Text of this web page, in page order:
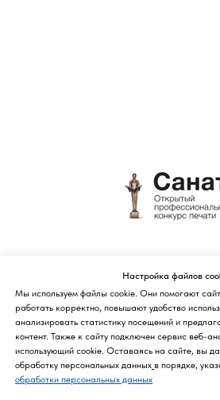
Настройка файлов
Мы используем файлы cookie. Они помогают
работать корректно, повышают удобство
анализировать статистику посещений и
контент. Также к cайту подключен сервис веб-
использующий cookie. Оставаясь на сайте, вы
обработку персональных данных в порядке,
обработки персональных данных